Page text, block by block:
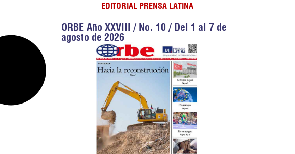
EDITORIAL PRENSA LATINA
ORBE Año XXVIII / No. 10 / Del 1 al 7 de
agosto de 2026